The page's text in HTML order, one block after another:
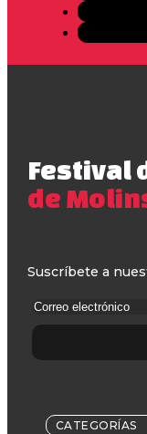
Festival
de
Suscríbete a
CATEGORÍAS